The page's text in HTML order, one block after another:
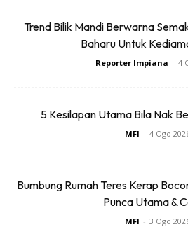
Trend Bilik Mandi Berwarna
Baharu Untuk
Reporter Impiana - 4
5 Kesilapan Utama Bila Nak
MFI - 4 Ogo
Bumbung Rumah Teres Kerap
Punca Utama &
MFI - 3 Ogo